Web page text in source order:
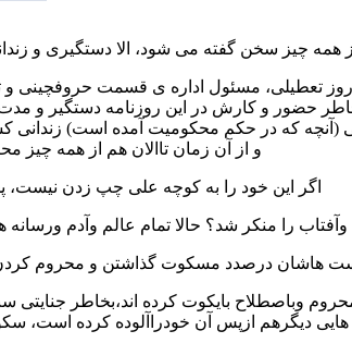
روز تعطیلی، مسئول اداره ی قسمت حروفچینی
(آنچه که در حکم محکومیت آمده است) زندانی
و از آن زمان تاالان هم از همه چیز
اگر این خود را به کوچه علی چپ زدن
را منکر شد؟ حالا تمام عالم وآدم ورسانه
وباصطلاح بایکوت کرده اند،بخاطر